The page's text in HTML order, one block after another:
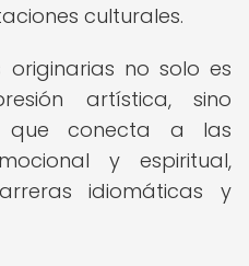
culturales.
no solo es
artística, sino
que conecta a las
y espiritual,
idiomáticas y